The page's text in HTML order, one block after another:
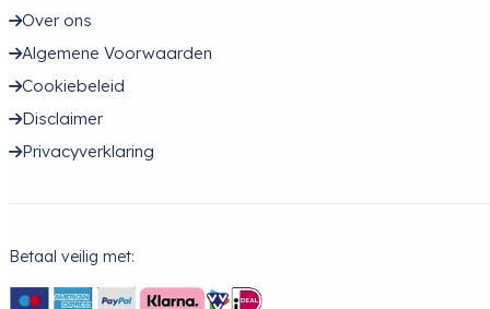
Over ons
Algemene Voorwaarden
Cookiebeleid
Disclaimer
Privacyverklaring
Betaal veilig met: